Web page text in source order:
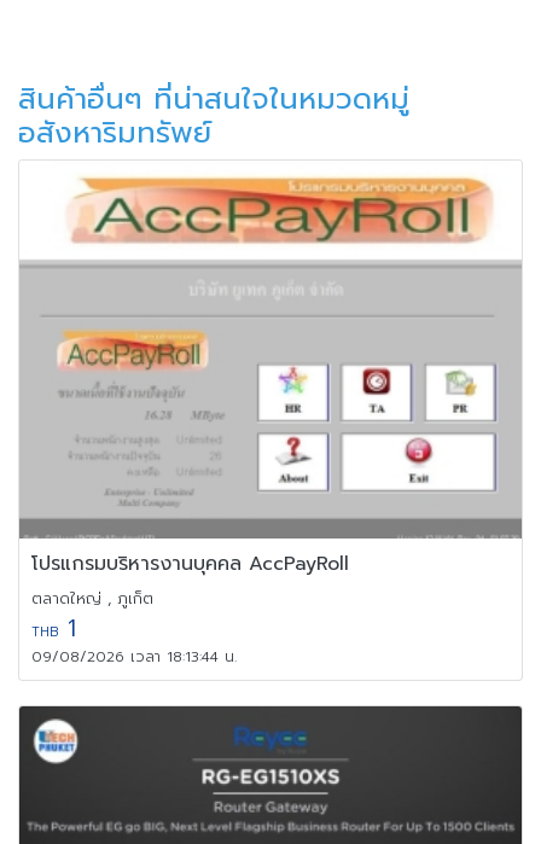
สินค้าอื่นๆ ที่น่าสนใจในหมวดหมู่
อสังหาริมทรัพย์
โปรแกรมบริหารงานบุคคล AccPayRoll
ตลาดใหญ่ , ภูเก็ต
THB 1
09/08/2026 เวลา 18:13:44 น.